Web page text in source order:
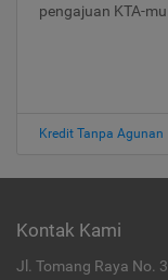
pengajuan KTA-
Kredit Tanpa Agunan
Kontak Kami
Jl. Tomang Raya No.